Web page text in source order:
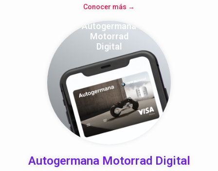
Conocer más →
Autogermana
Motorrad
Digital
Autogermana Motorrad Digital